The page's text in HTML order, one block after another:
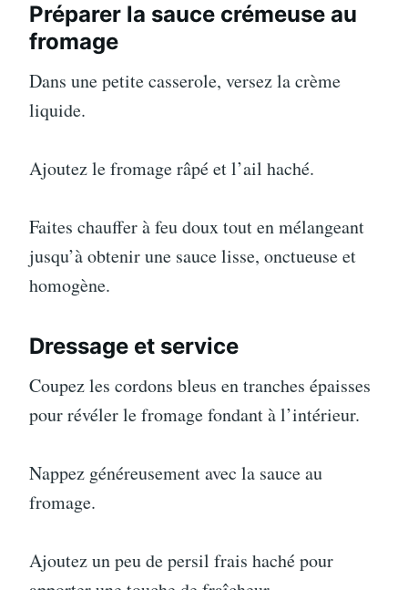
Préparer la sauce crémeuse au
fromage
Dans une petite casserole, versez la crème
liquide.
Ajoutez le fromage râpé et l’ail haché.
Faites chauffer à feu doux tout en mélangeant
jusqu’à obtenir une sauce lisse, onctueuse et
homogène.
Dressage et service
Coupez les cordons bleus en tranches épaisses
pour révéler le fromage fondant à l’intérieur.
Nappez généreusement avec la sauce au
fromage.
Ajoutez un peu de persil frais haché pour